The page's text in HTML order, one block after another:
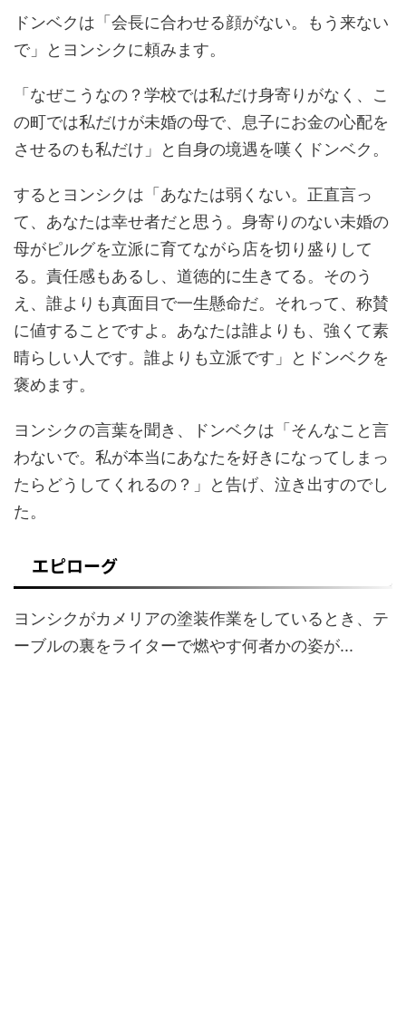
ドンベクは「会長に合わせる顔がない。もう来ない
で」とヨンシクに頼みます。
「なぜこうなの？学校では私だけ身寄りがなく、こ
の町では私だけが未婚の母で、息子にお金の心配を
させるのも私だけ」と自身の境遇を嘆くドンベク。
するとヨンシクは「あなたは弱くない。正直言っ
て、あなたは幸せ者だと思う。身寄りのない未婚の
母がピルグを立派に育てながら店を切り盛りして
る。責任感もあるし、道徳的に生きてる。そのう
え、誰よりも真面目で一生懸命だ。それって、称賛
に値することですよ。あなたは誰よりも、強くて素
晴らしい人です。誰よりも立派です」とドンベクを
褒めます。
ヨンシクの言葉を聞き、ドンベクは「そんなこと言
わないで。私が本当にあなたを好きになってしまっ
たらどうしてくれるの？」と告げ、泣き出すのでし
た。
エピローグ
ヨンシクがカメリアの塗装作業をしているとき、テ
ーブルの裏をライターで燃やす何者かの姿が...